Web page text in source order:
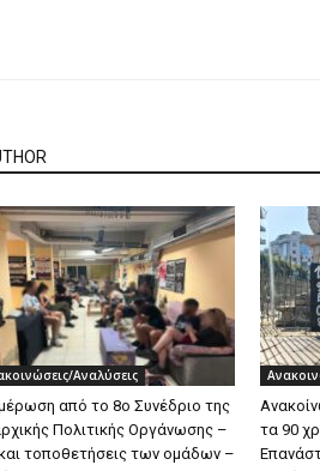
Αναλύσεις
από το 8ο Συνέδριο της
Πολιτικής Οργάνωσης –
τοποθετήσεις των ομάδων –
τα 90